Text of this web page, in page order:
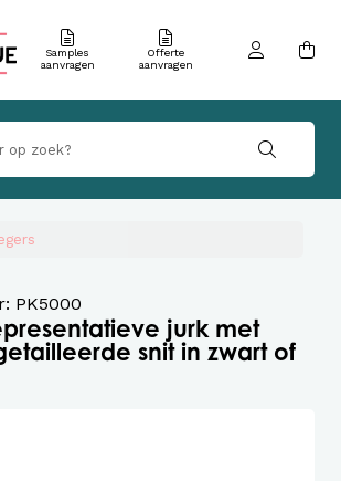
Samples
aanvragen
Offerte
aanvragen
PK5000
jurk met
snit in zwart of